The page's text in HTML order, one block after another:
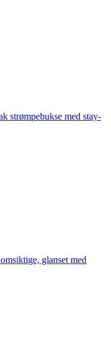
strømpebukse med stay-
glanset med